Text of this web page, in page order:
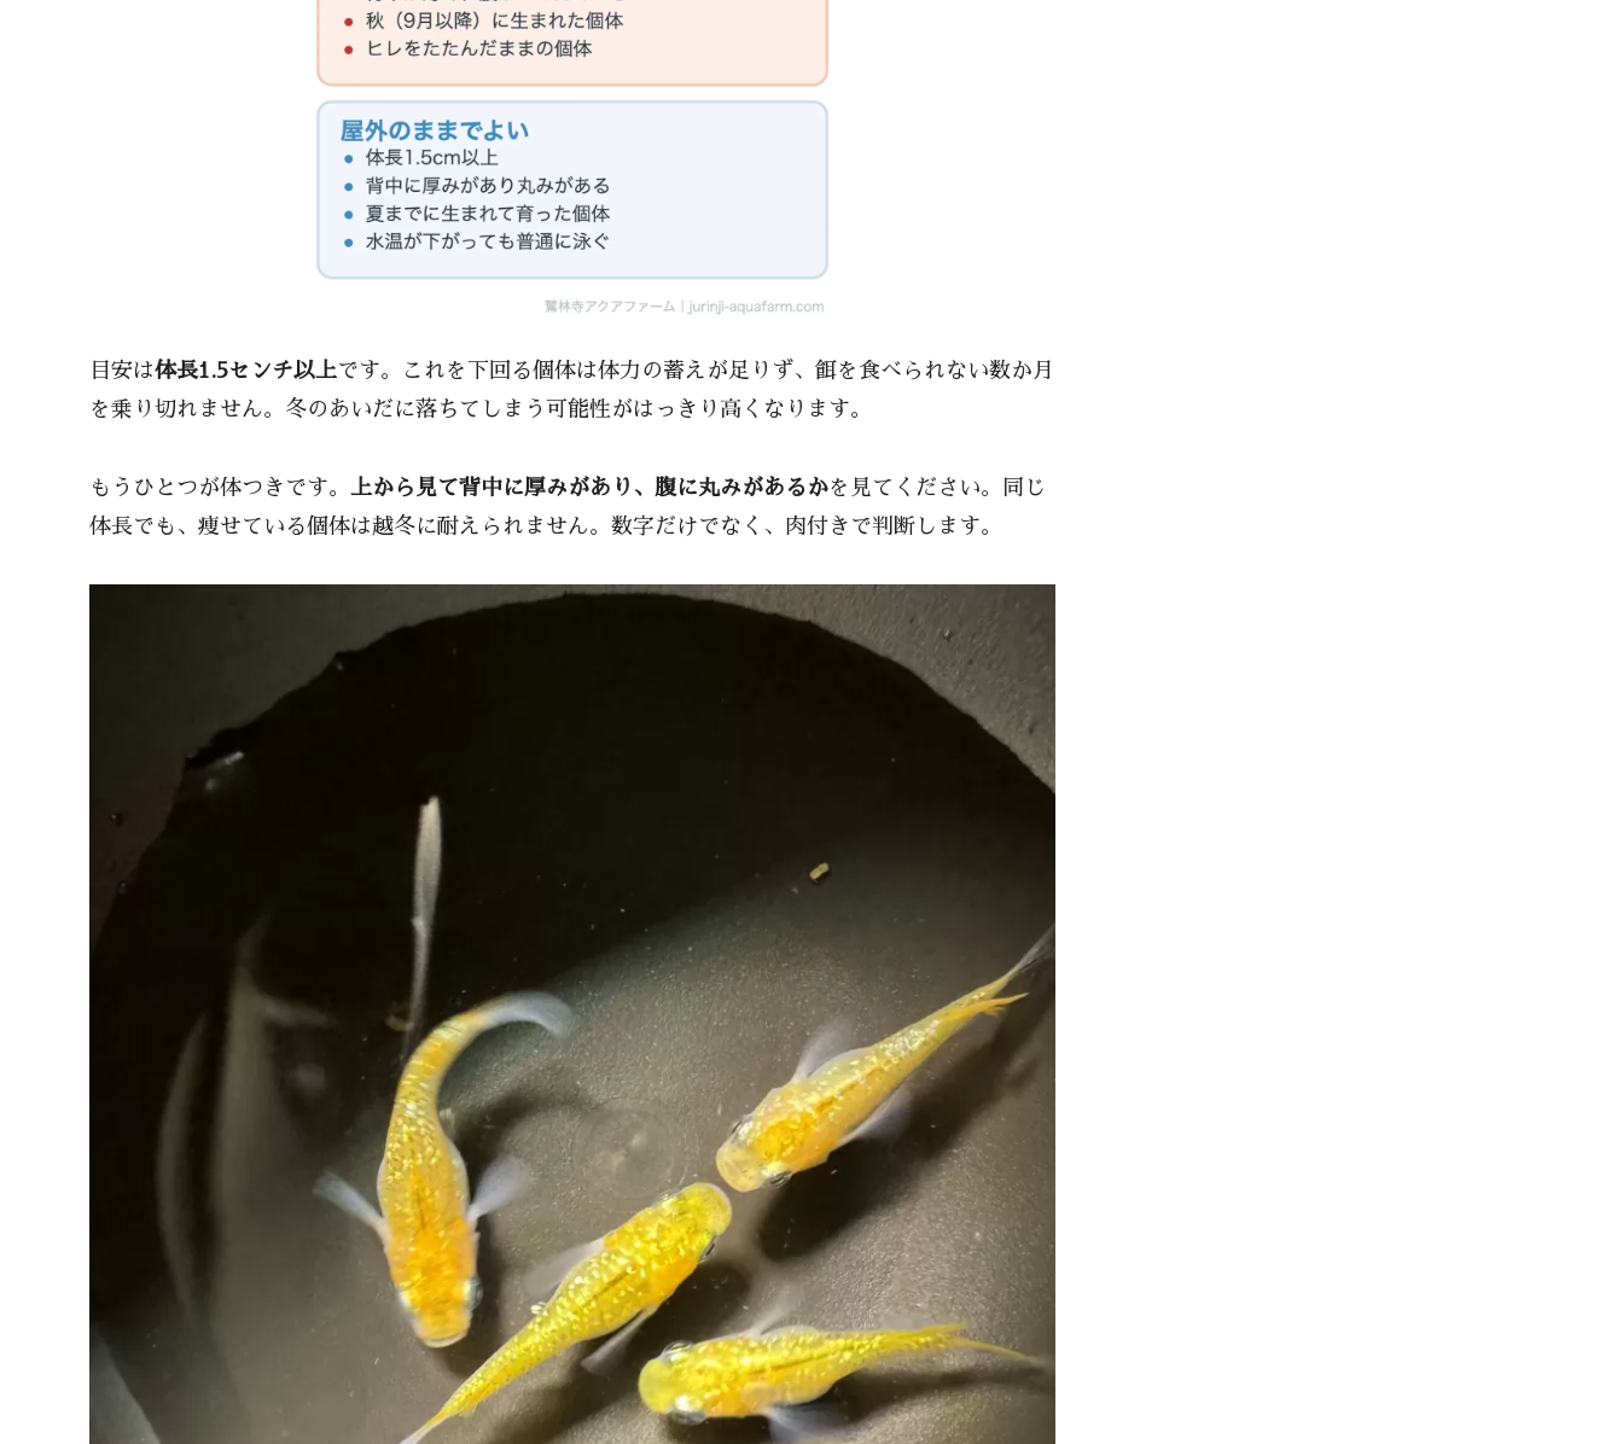
目安は体長1.5センチ以上です。これを下回る個体は体力の蓄えが足りず、餌を食べられない数か月
を乗り切れません。冬のあいだに落ちてしまう可能性がはっきり高くなります。
もうひとつが体つきです。 上から見て背中に厚みがあり、腹に丸みがあるかを見てください。同じ
体長でも、痩せている個体は越冬に耐えられません。数字だけでなく、肉付きで判断します。